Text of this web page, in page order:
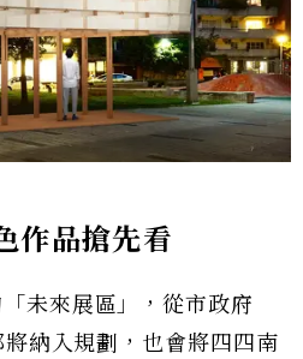
作品搶先看
未來展區」，從市政府
納入規劃，也會將四四南